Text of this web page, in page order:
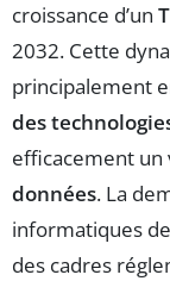
croissance d’un
2032. Cette
principalement
des
efficacement
données. La
informatiques
des cadres